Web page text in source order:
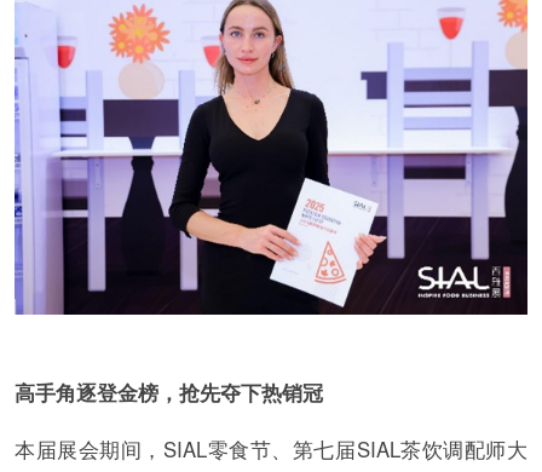
高手角逐登金榜，抢先夺下热销冠
本届展会期间，SIAL零食节、第七届SIAL茶饮调配师大